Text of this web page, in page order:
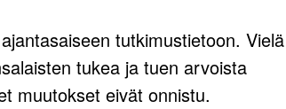
tutkimustietoon. Vielä
tukea ja tuen arvoista
muutokset eivät onnistu.